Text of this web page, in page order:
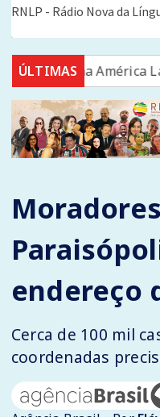
ÚLTIMAS
na América Latina
endereço
Cerca de 100 mil
coordenadas